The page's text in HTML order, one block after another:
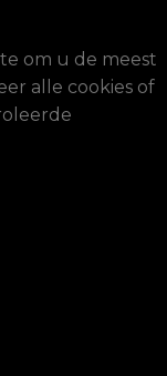
om u de meest
alle cookies of